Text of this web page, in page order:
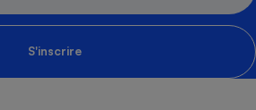
S'inscrire